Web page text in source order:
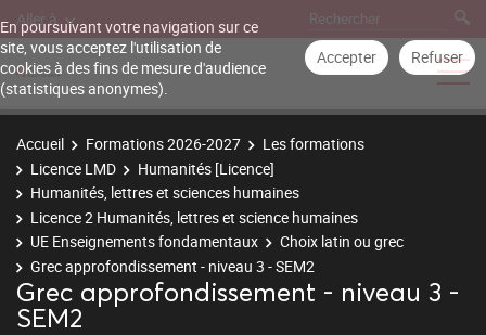
En poursuivant votre navigation sur ce
site, vous acceptez l'utilisation de
cookies à des fins de mesure d'audience
(statistiques anonymes).
Accepter Refuser
Aller à
Accueil Formations 2026-2027
Les formations
Licence LMD
Humanités [Licence]
Humanités, lettres et sciences humaines
Licence 2 Humanités, lettres et science humaines
UE Enseignements fondamentaux
Choix latin ou grec
Grec approfondissement - niveau 3 - SEM2
Grec approfondissement - niveau 3 -
SEM2